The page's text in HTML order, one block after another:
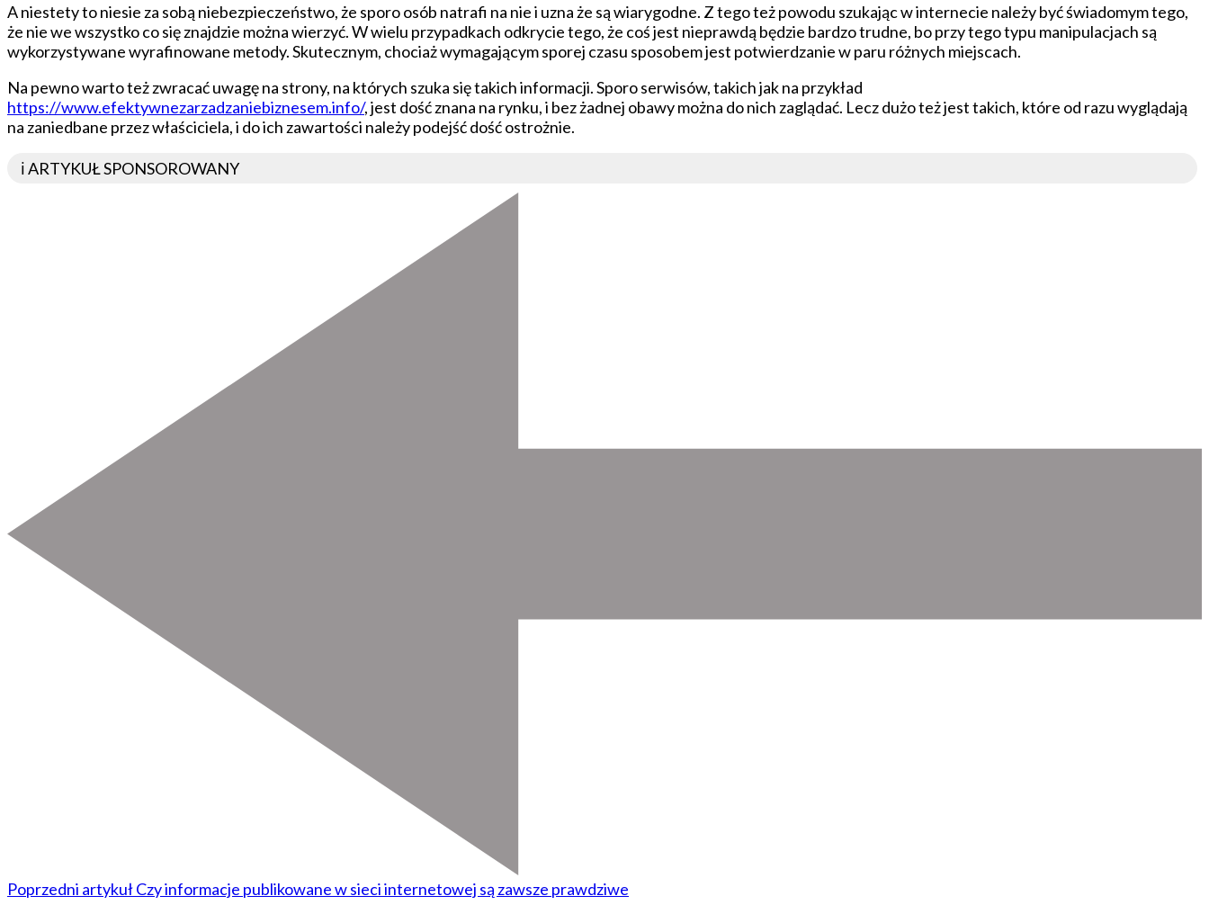
A niestety to niesie za sobą niebezpieczeństwo, że sporo osób natrafi na nie i uzna że są wiarygodne. Z tego też powodu szukając w internecie należy być świadomym tego,
że nie we wszystko co się znajdzie można wierzyć. W wielu przypadkach odkrycie tego, że coś jest nieprawdą będzie bardzo trudne, bo przy tego typu manipulacjach są
wykorzystywane wyrafinowane metody. Skutecznym, chociaż wymagającym sporej czasu sposobem jest potwierdzanie w paru różnych miejscach.
Na pewno warto też zwracać uwagę na strony, na których szuka się takich informacji. Sporo serwisów, takich jak na przykład
https://www.efektywnezarzadzaniebiznesem.info/, jest dość znana na rynku, i bez żadnej obawy można do nich zaglądać. Lecz dużo też jest takich, które od razu wyglądają
na zaniedbane przez właściciela, i do ich zawartości należy podejść dość ostrożnie.
ℹ️ ARTYKUŁ SPONSOROWANY
Poprzedni artykułCzy informacje publikowane w sieci internetowej są zawsze prawdziwe